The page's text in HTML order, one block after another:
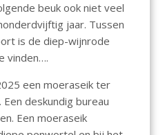
beuk ook niet veel
jaar. Tussen
is de diep-wijnrode
vinden….
een moeraseik ter
deskundig bureau
Een moeraseik